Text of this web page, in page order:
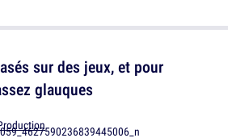
sur des jeux, et pour
glauques